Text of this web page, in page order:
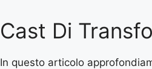
Cast Di
In questo articolo